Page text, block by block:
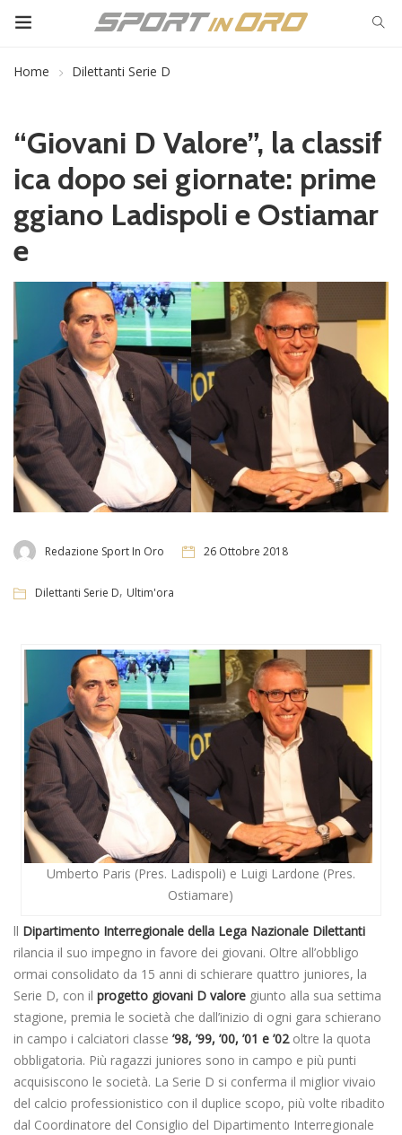
Home Dilettanti Serie D
“Giovani D Valore”, la classif
ica dopo sei giornate: prime
ggiano Ladispoli e Ostiamar
e
Redazione Sport In Oro 26 Ottobre 2018
Dilettanti Serie D, Ultim'ora
Umberto Paris (Pres. Ladispoli) e Luigi Lardone (Pres.
Ostiamare)
ll Dipartimento Interregionale della Lega Nazionale Dilettanti
rilancia il suo impegno in favore dei giovani. Oltre all’obbligo
ormai consolidato da 15 anni di schierare quattro juniores, la
Serie D, con il progetto giovani D valore giunto alla sua settima
stagione, premia le società che dall’inizio di ogni gara schierano
in campo i calciatori classe ’98, ’99, ’00, ’01 e ’02oltre la quota
obbligatoria. Più ragazzi juniores sono in campo e più punti
acquisiscono le società. La Serie D si conferma il miglior vivaio
del calcio professionistico con il duplice scopo, più volte ribadito
dal Coordinatore del Consiglio del Dipartimento Interregionale